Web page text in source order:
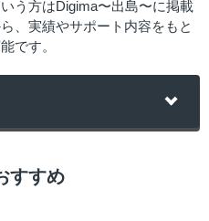
う方はDigima〜出島〜に掲載
、実績やサポート内容をもと
です。
すすめ